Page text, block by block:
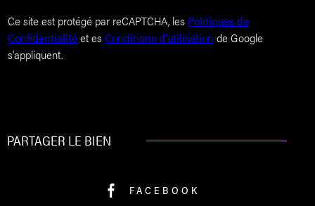
Ce site est protégé par reCAPTCHA, les Politiques de
Confidentialitéet esConditions d'utilisation de Google
s'appliquent.
PARTAGER LE BIEN
FACEBOOK